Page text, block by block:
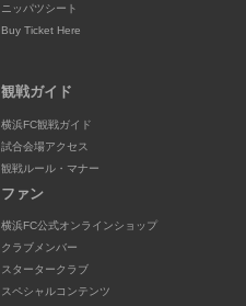
ニッパツシート
Buy Ticket Here
観戦ガイド
横浜FC観戦ガイド
試合会場アクセス
観戦ルール・マナー
ファン
横浜FC公式オンラインショップ
クラブメンバー
スタータークラブ
スペシャルコンテンツ